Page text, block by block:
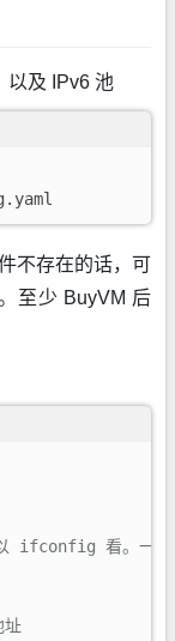
以及 IPv6 池
不存在的话，可
至少 BuyVM 后
ifconfig 看。一些
址